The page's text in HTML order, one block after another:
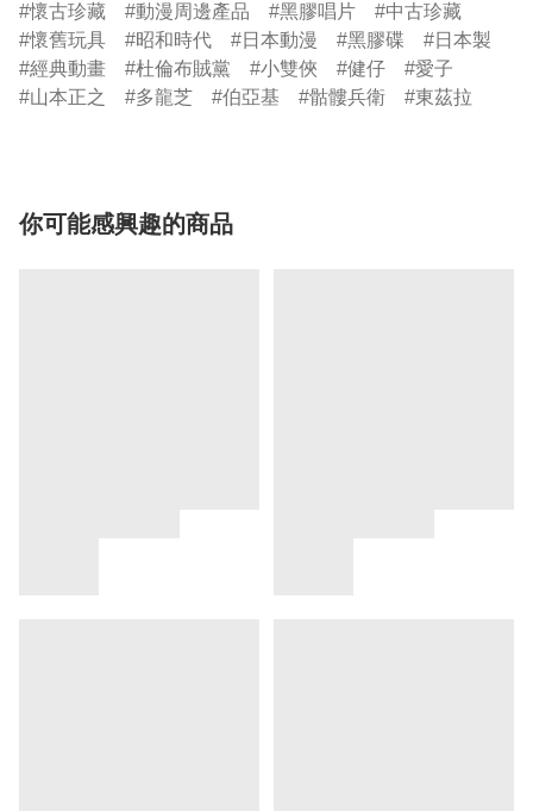
懷古珍藏 動漫周邊產品 黑膠唱片
中古珍藏
懷舊玩具
昭和時代 日本動漫 黑膠碟
日本製
經典動畫
杜倫布賊黨 小雙俠 健仔
愛子
山本正之
多龍芝 伯亞基 骷髏兵衛 東茲拉
你可能感興趣的商品